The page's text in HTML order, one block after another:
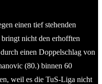
einen tief stehenden
nicht den erhofften
einen Doppelschlag von
(80.) binnen 60
weil es die TuS-Liga nicht